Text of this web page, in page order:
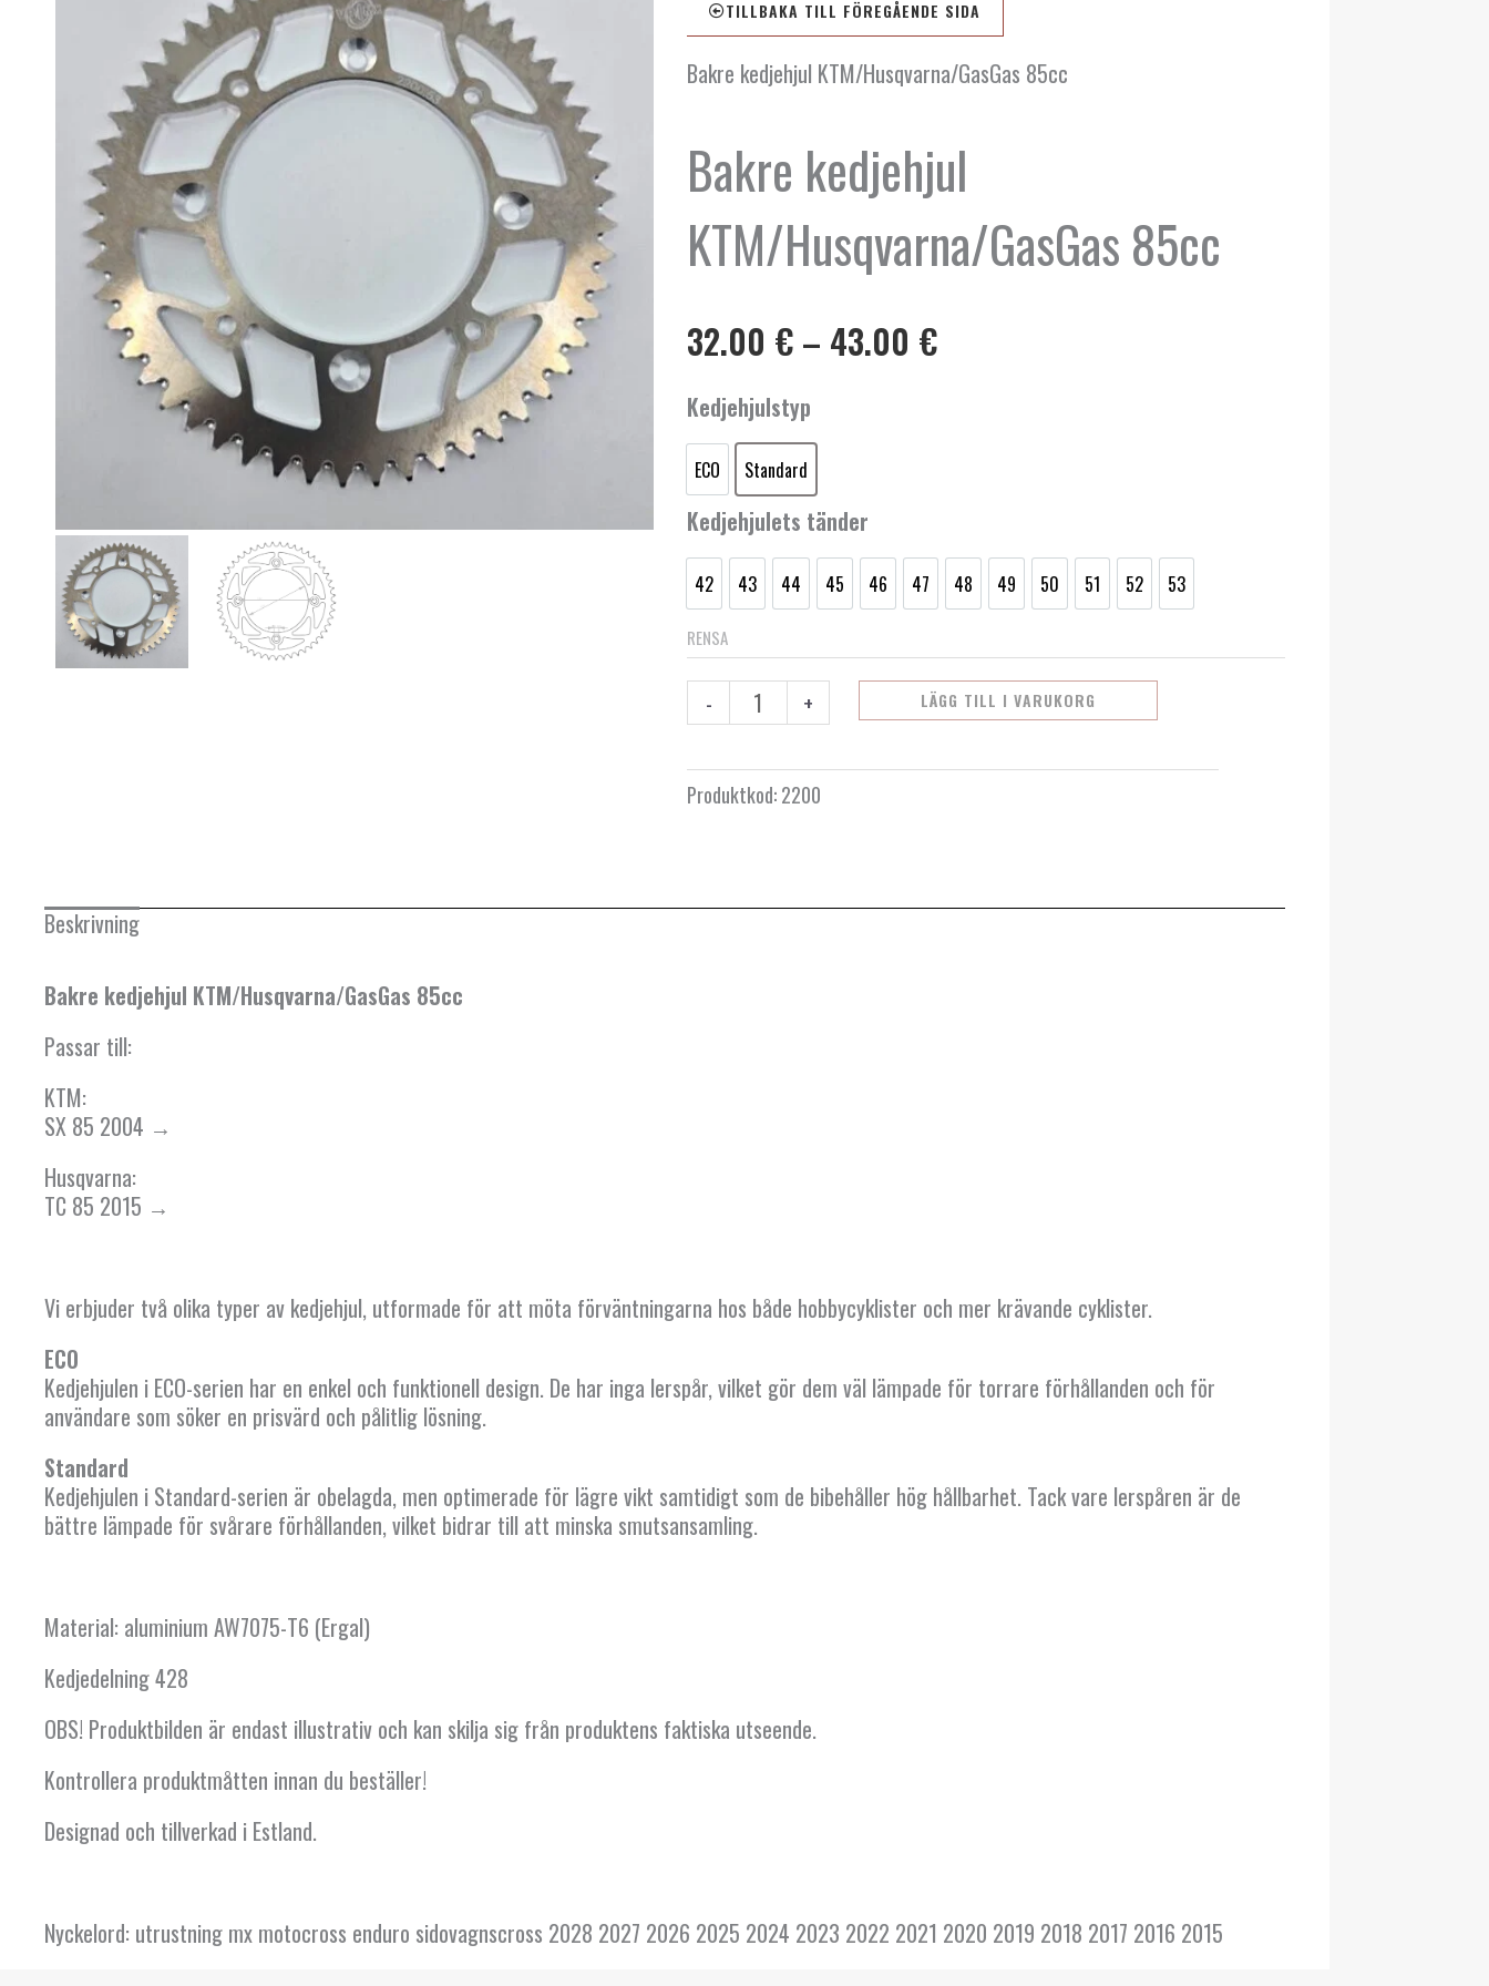
TILLBAKA TILL FÖREGÅENDE SIDA
Bakre kedjehjul KTM/Husqvarna/GasGas 85cc
Bakre kedjehjul
KTM/Husqvarna/GasGas 85cc
32.00 € – 43.00 €Prisintervall:
32.00 €
Kedjehjulstyp
ECO
ECO
Standard
Standard
Kedjehjulets tänder
42
42
43
43
44
44
45
45
46
46
47
47
48
48
49
49
50
50
51
51
52
52
53
53
RENSA
-
Bakre
kedjehjul
KTM/Husqvarna/GasGas
85cc
mängd
+ LÄGG TILL I VARUKORG
Produktkod:2200
Beskrivning
Bakre kedjehjul KTM/Husqvarna/GasGas 85cc
Passar till:
KTM:
SX 85 2004 →
Husqvarna:
TC 85 2015 →
Vi erbjuder två olika typer av kedjehjul, utformade för att möta förväntningarna hos både hobbycyklister och mer krävande cyklister.
ECO
Kedjehjulen i ECO-serien har en enkel och funktionell design. De har inga lerspår, vilket gör dem väl lämpade för torrare förhållanden och för
användare som söker en prisvärd och pålitlig lösning.
Standard
Kedjehjulen i Standard-serien är obelagda, men optimerade för lägre vikt samtidigt som de bibehåller hög hållbarhet. Tack vare lerspåren är de
bättre lämpade för svårare förhållanden, vilket bidrar till att minska smutsansamling.
Material: aluminium AW7075-T6 (Ergal)
Kedjedelning 428
OBS! Produktbilden är endast illustrativ och kan skilja sig från produktens faktiska utseende.
Kontrollera produktmåtten innan du beställer!
Designad och tillverkad i Estland.
Nyckelord: utrustning mx motocross enduro sidovagnscross 2028 2027 2026 2025 2024 2023 2022 2021 2020 2019 2018 2017 2016 2015